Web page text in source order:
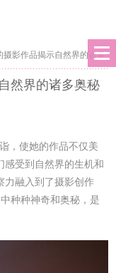
摄影作品揭示自然界的诸多
然界的诸多奥秘
，使她的作品不仅美
感受到自然界的生机和
力融入到了摄影创作
种种神奇和奥秘，是